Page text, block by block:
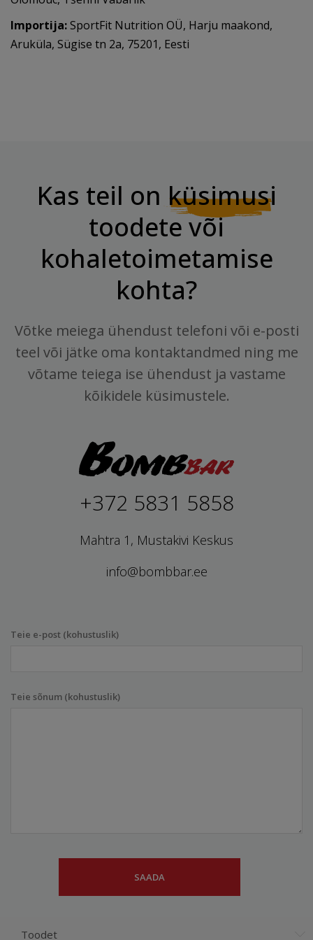
Importija:SportFit Nutrition OÜ, Harju maakond,
Aruküla, Sügise tn 2a, 75201, Eesti
Kas teil on küsimusi
toodete või
kohaletoimetamise
kohta?
Võtke meiega ühendust telefoni või e-posti
teel või jätke oma kontaktandmed ning me
võtame teiega ise ühendust ja vastame
kõikidele küsimustele.
+372 5831 5858
Mahtra 1, Mustakivi Keskus
info@bombbar.ee
Teie e-post (kohustuslik)
Teie sõnum (kohustuslik)
Toodet